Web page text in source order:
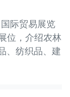
际贸易展览
位，介绍农林
、纺织品、建